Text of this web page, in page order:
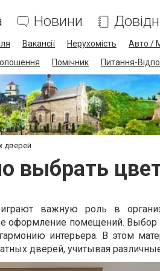
Новини
Вакансії Нерухомість Авто /
Помічник Питання-
дверей
выбрать
важную роль в
оформление помещений. Выбор
интерьера. В этом
дверей, учитывая